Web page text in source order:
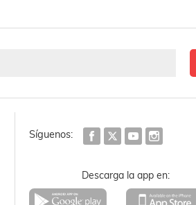
Síguenos:
Descarga la app en: